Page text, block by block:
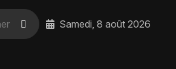
Samedi, 8 août 2026